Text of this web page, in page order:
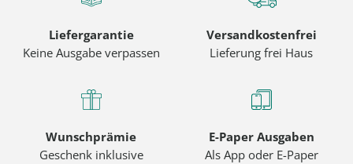
Liefergarantie
Keine Ausgabe verpassen
Versandkostenfrei
Lieferung frei Haus
Wunschprämie
Geschenk inklusive
E-Paper Ausgaben
Als App oder E-Paper